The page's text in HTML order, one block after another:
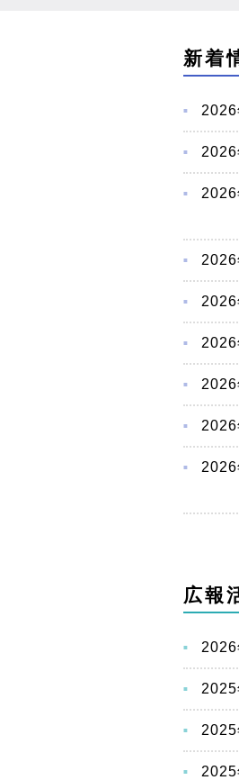
新着
2026
2026
2026
2026
2026
2026
2026
2026
2026
広報
2026
2025
2025
2025